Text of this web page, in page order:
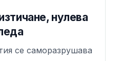
нулева
се саморазрушава